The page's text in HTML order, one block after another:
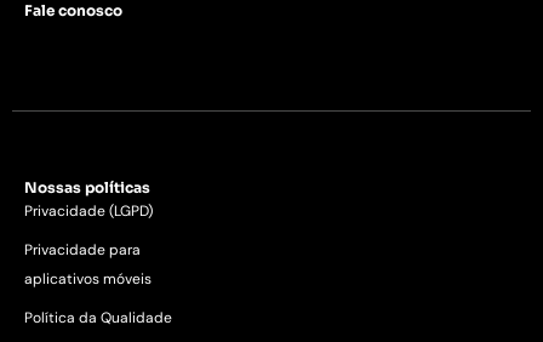
Fale conosco
Nossas políticas
Privacidade (LGPD)
Privacidade para
aplicativos móveis
Política da Qualidade